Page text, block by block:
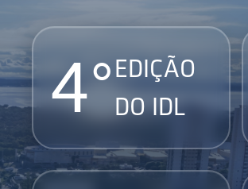
4° EDIÇÃO
DO IDL